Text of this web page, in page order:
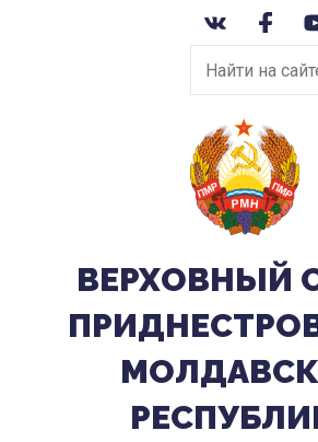
Найти
на
сайте:
ВЕРХОВНЫЙ